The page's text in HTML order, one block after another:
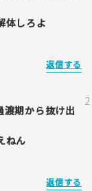
体しろよ
返信する
渡期から抜け出
ねん
返信する